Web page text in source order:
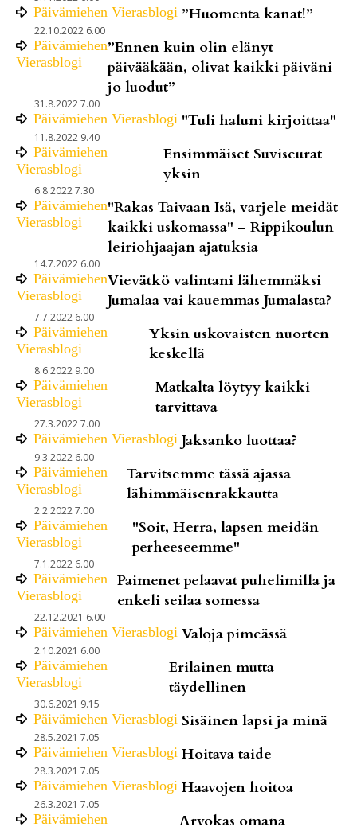
Päivämiehen Vierasblogi ”Huomenta kanat!”
22.10.2022 6.00
Päivämiehen
Vierasblogi
”Ennen kuin olin elänyt
päivääkään, olivat kaikki päiväni
jo luodut”
31.8.2022 7.00
Päivämiehen Vierasblogi "Tuli haluni kirjoittaa"
11.8.2022 9.40
Päivämiehen
Vierasblogi
Ensimmäiset Suviseurat
yksin
6.8.2022 7.30
Päivämiehen
Vierasblogi
"Rakas Taivaan Isä, varjele meidät
kaikki uskomassa" – Rippikoulun
leiriohjaajan ajatuksia
14.7.2022 6.00
Päivämiehen
Vierasblogi
Vievätkö valintani lähemmäksi
Jumalaa vai kauemmas Jumalasta?
7.7.2022 6.00
Päivämiehen
Vierasblogi
Yksin uskovaisten nuorten
keskellä
8.6.2022 9.00
Päivämiehen
Vierasblogi
Matkalta löytyy kaikki
tarvittava
27.3.2022 7.00
Päivämiehen Vierasblogi Jaksanko luottaa?
9.3.2022 6.00
Päivämiehen
Vierasblogi
Tarvitsemme tässä ajassa
lähimmäisenrakkautta
2.2.2022 7.00
Päivämiehen
Vierasblogi
"Soit, Herra, lapsen meidän
perheeseemme"
7.1.2022 6.00
Päivämiehen
Vierasblogi
Paimenet pelaavat puhelimilla ja
enkeli seilaa somessa
22.12.2021 6.00
Päivämiehen Vierasblogi Valoja pimeässä
2.10.2021 6.00
Päivämiehen
Vierasblogi
Erilainen mutta
täydellinen
30.6.2021 9.15
Päivämiehen Vierasblogi Sisäinen lapsi ja minä
28.5.2021 7.05
Päivämiehen Vierasblogi Hoitava taide
28.3.2021 7.05
Päivämiehen Vierasblogi Haavojen hoitoa
26.3.2021 7.05
Päivämiehen
Arvokas omana